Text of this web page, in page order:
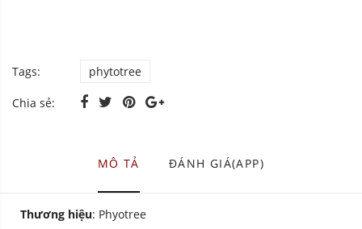
Tags: phytotree
Chia sẻ:
MÔ TẢ ĐÁNH GIÁ(APP)
Thương hiệu: Phyotree